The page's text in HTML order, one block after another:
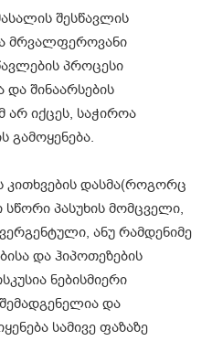
შესწავლის
მრვალფეროვანი
პროცესი
შინაარსების
არ იქცეს, საჭიროა
გამოყენება.
კითხვების დასმა(როგორც
პასუხის მომცველი,
ანუ რამდენიმე
და ჰიპოთეზების
ნებისმიერი
და
სამივე ფაზაზე